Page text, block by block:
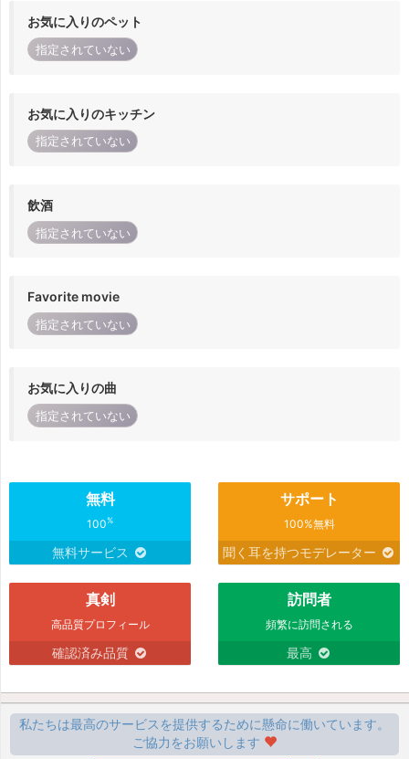
お気に入りのペット
指定されていない
お気に入りのキッチン
指定されていない
飲酒
指定されていない
Favorite movie
指定されていない
お気に入りの曲
指定されていない
無料
100%
無料サービス
サポート
100%無料
聞く耳を持つモデレーター
真剣
高品質プロフィール
確認済み品質
訪問者
頻繁に訪問される
最高
私たちは最高のサービスを提供するために懸命に働いています。
ご協力をお願いします